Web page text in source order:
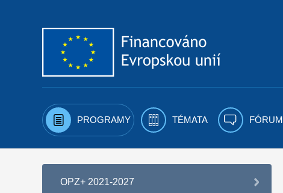
PROGRAMY TÉMATA FÓRUM
OPZ+ 2021-2027